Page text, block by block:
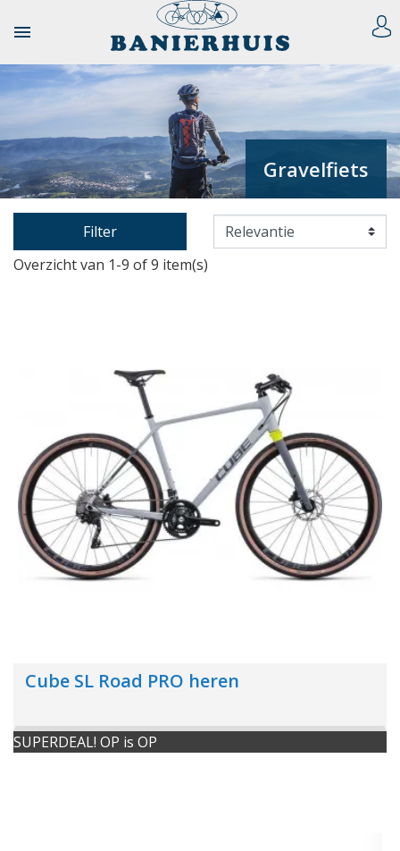

Gravelfiets
Filter
Overzicht van 1-9 of 9 item(s)
Cube SL Road PRO heren
SUPERDEAL! OP is OP